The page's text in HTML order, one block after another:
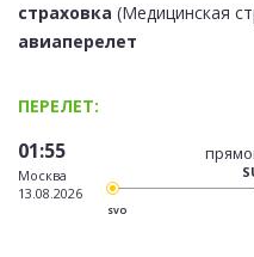
страховка (Медицинская
авиаперелет
ПЕРЕЛЕТ:
01:55
Москва
13.08.2026
SVO